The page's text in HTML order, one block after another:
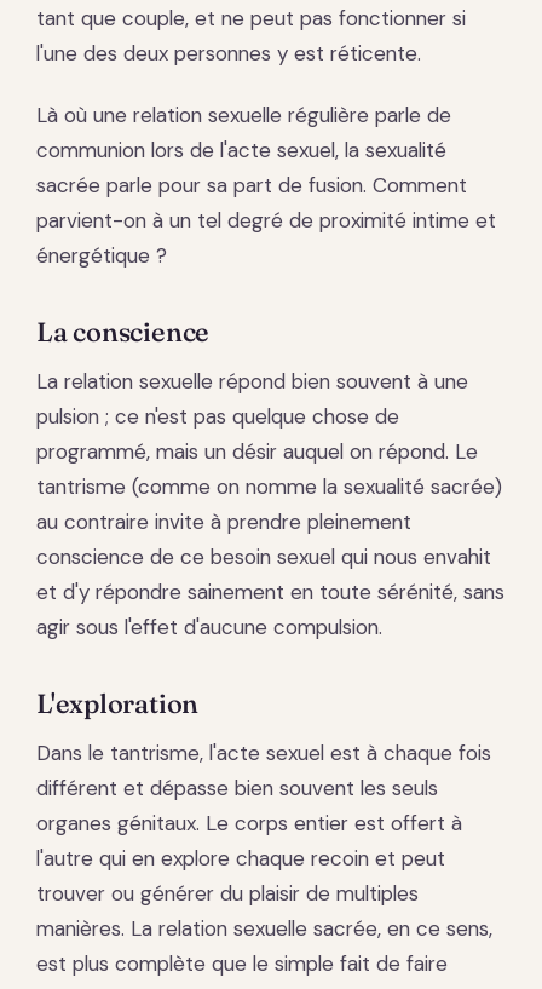
tant que couple, et ne peut pas fonctionner si
l'une des deux personnes y est réticente.
Là où une relation sexuelle régulière parle de
communion lors de l'acte sexuel, la sexualité
sacrée parle pour sa part de fusion. Comment
parvient-on à un tel degré de proximité intime et
énergétique ?
La conscience
La relation sexuelle répond bien souvent à une
pulsion ; ce n'est pas quelque chose de
programmé, mais un désir auquel on répond. Le
tantrisme (comme on nomme la sexualité sacrée)
au contraire invite à prendre pleinement
conscience de ce besoin sexuel qui nous envahit
et d'y répondre sainement en toute sérénité, sans
agir sous l'effet d'aucune compulsion.
L'exploration
Dans le tantrisme, l'acte sexuel est à chaque fois
différent et dépasse bien souvent les seuls
organes génitaux. Le corps entier est offert à
l'autre qui en explore chaque recoin et peut
trouver ou générer du plaisir de multiples
manières. La relation sexuelle sacrée, en ce sens,
est plus complète que le simple fait de faire